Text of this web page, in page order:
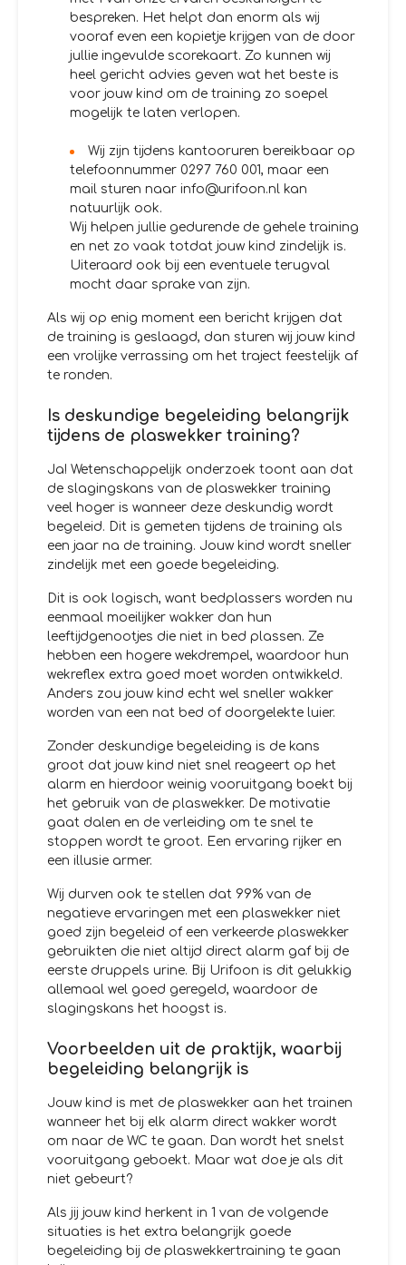
bespreken. Het helpt dan enorm als wij
vooraf even een kopietje krijgen van de door
jullie ingevulde scorekaart. Zo kunnen wij
heel gericht advies geven wat het beste is
voor jouw kind om de training zo soepel
mogelijk te laten verlopen.
Wij zijn tijdens kantooruren bereikbaar op
telefoonnummer 0297 760 001, maar een
mail sturen naar info@urifoon.nl kan
natuurlijk ook.
Wij helpen jullie gedurende de gehele training
en net zo vaak totdat jouw kind zindelijk is.
Uiteraard ook bij een eventuele terugval
mocht daar sprake van zijn.
Als wij op enig moment een bericht krijgen dat
de training is geslaagd, dan sturen wij jouw kind
een vrolijke verrassing om het traject feestelijk af
te ronden.
Is deskundige begeleiding belangrijk
tijdens de plaswekker training?
Ja! Wetenschappelijk onderzoek toont aan dat
de slagingskans van de plaswekker training
veel hoger is wanneer deze deskundig wordt
begeleid. Dit is gemeten tijdens de training als
een jaar na de training. Jouw kind wordt sneller
zindelijk met een goede begeleiding.
Dit is ook logisch, want bedplassers worden nu
eenmaal moeilijker wakker dan hun
leeftijdgenootjes die niet in bed plassen. Ze
hebben een hogere wekdrempel, waardoor hun
wekreflex extra goed moet worden ontwikkeld.
Anders zou jouw kind echt wel sneller wakker
worden van een nat bed of doorgelekte luier.
Zonder deskundige begeleiding is de kans
groot dat jouw kind niet snel reageert op het
alarm en hierdoor weinig vooruitgang boekt bij
het gebruik van de plaswekker. De motivatie
gaat dalen en de verleiding om te snel te
stoppen wordt te groot. Een ervaring rijker en
een illusie armer.
Wij durven ook te stellen dat 99% van de
negatieve ervaringen met een plaswekker niet
goed zijn begeleid of een verkeerde plaswekker
gebruikten die niet altijd direct alarm gaf bij de
eerste druppels urine. Bij Urifoon is dit gelukkig
allemaal wel goed geregeld, waardoor de
slagingskans het hoogst is.
Voorbeelden uit de praktijk, waarbij
begeleiding belangrijk is
Jouw kind is met de plaswekker aan het trainen
wanneer het bij elk alarm direct wakker wordt
om naar de WC te gaan. Dan wordt het snelst
vooruitgang geboekt. Maar wat doe je als dit
niet gebeurt?
Als jij jouw kind herkent in 1 van de volgende
situaties is het extra belangrijk goede
begeleiding bij de plaswekkertraining te gaan